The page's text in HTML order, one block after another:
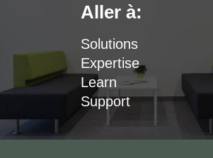
Aller à:
Solutions
Expertise
Learn
Support